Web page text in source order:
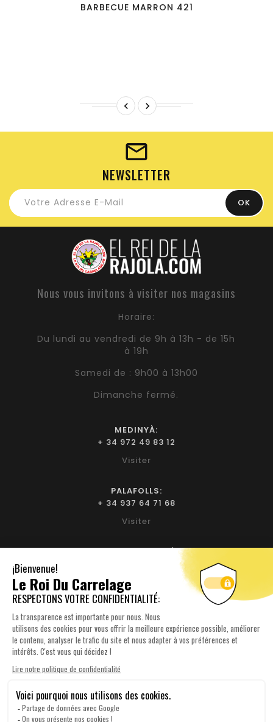
BARBECUE MARRON 421
 
NEWSLETTER
Nous vous invitons à visiter nos magasins
Horaire:
Du lundi au vendredi de 9h à 13h - de 15h
à 19h
Samedi de : 9h00 à 13h00
Dimanche fermé.
MEDINYÀ:
+ 34 972 49 83 12
Visiter
PALAFOLLS:
+ 34 937 64 71 68
Visiter
Visiter
NOTRE SOCIÉTÉ
YOUR ACCOUNT
INFORMATIONS SUR LE MAGASIN